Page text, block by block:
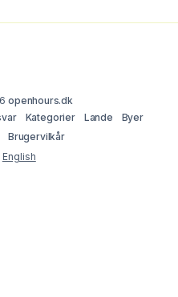
openhours.dk
Kategorier Lande
Byer
Brugervilkår
English